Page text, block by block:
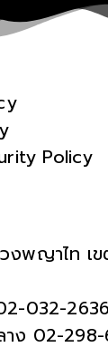
Policy
งพญาไท เ
032-2636
าง 02-